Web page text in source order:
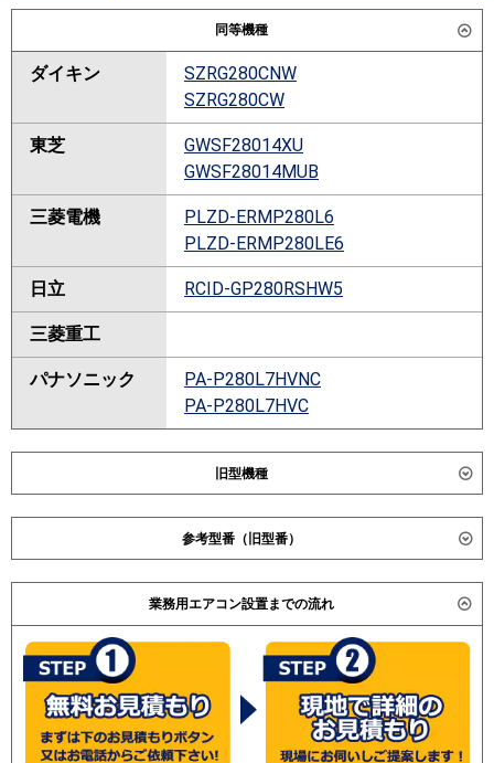
同等機種
ダイキン
SZRG280CNW
SZRG280CW
東芝
GWSF28014XU
GWSF28014MUB
三菱電機
PLZD-ERMP280L6
PLZD-ERMP280LE6
日立 RCID-GP280RSHW5
三菱重工
パナソニック
PA-P280L7HVNC
PA-P280L7HVC
旧型機種
ダイキン
SZZG280CJNW
SZZG280CJW
SZRG280BW
SZRG280ANW
SZRG280AW
SZRG280BANW
SZRG280BAW
SZRG280BBANW
参考型番（旧型番）
ダイキン SZZG280CFW / SZZG280CDW / SZYG280CBW
/ SZYG280CBNW / 三菱重工
FDTWVP2803HDAG4AG / FDTWVP2803HDAG4AG / 日
立 RCID-AP280SHW6RCID-AP280SHW3 / 三菱電機
PLZD-ERP280LK / PLZD-ERP280LH / PLZD-
ERP280LEE / PLZD-ERP280LE / 東芝 AWSF28056M /
AWSF280 54M /
業務用エアコン設置までの流れ